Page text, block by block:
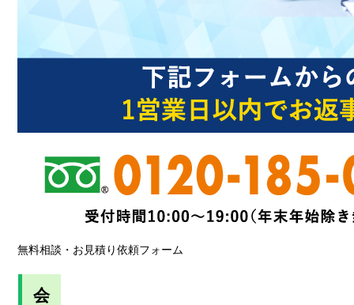
無料相談・お見積り依頼フォーム
会